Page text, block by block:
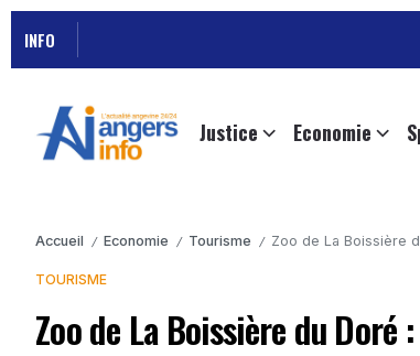
INFO
Justice Economie
Accueil / Economie / Tourisme / Zoo de La Boissière
TOURISME
Zoo de La Boissière du